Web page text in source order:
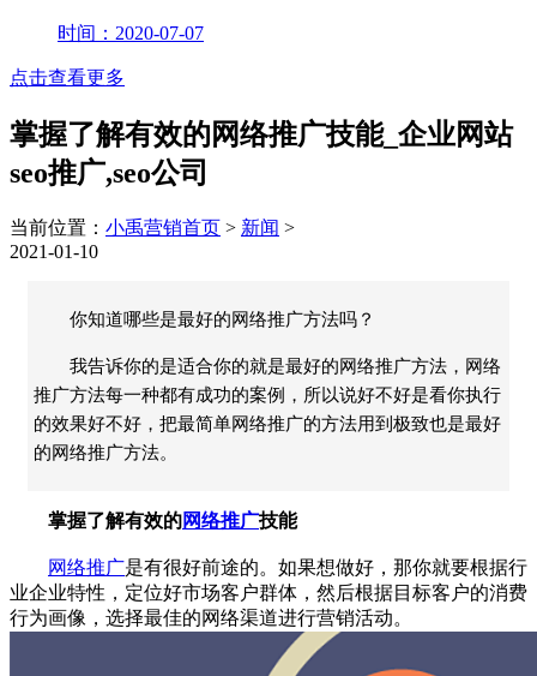
时间：2020-07-07
点击查看更多
掌握了解有效的网络推广技能_企业网站
seo推广,seo公司
当前位置： 小禹营销首页 > 新闻 >
2021-01-10
你知道哪些是最好的网络推广方法吗？
我告诉你的是适合你的就是最好的网络推广方法，网络
推广方法每一种都有成功的案例，所以说好不好是看你执行
的效果好不好，把最简单网络推广的方法用到极致也是最好
的网络推广方法。
掌握了解有效的网络推广技能
网络推广是有很好前途的。如果想做好，那你就要根据行
业企业特性，定位好市场客户群体，然后根据目标客户的消费
行为画像，选择最佳的网络渠道进行营销活动。